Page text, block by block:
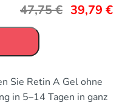
47,75€ 39,79 €
Sie Retin A Gel ohne
in 5–14 Tagen in ganz